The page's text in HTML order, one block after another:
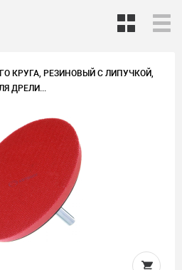
КРУГА, РЕЗИНОВЫЙ С ЛИПУЧКОЙ,
ДРЕЛИ...